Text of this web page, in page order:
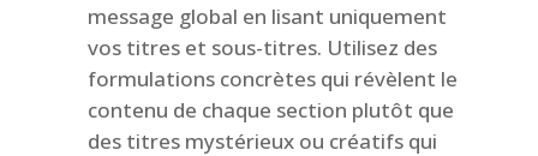
message global en lisant uniquement
vos titres et sous-titres. Utilisez des
formulations concrètes qui révèlent le
contenu de chaque section plutôt que
des titres mystérieux ou créatifs qui